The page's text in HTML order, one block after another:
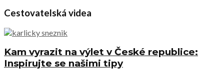
Cestovatelská videa
Kam vyrazit na výlet v České republice:
Inspirujte se našimi tipy